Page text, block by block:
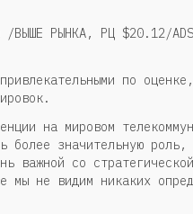
/ВЫШЕ РЫНКА, РЦ $20.12/
по
на мировом
более значительную
важной со
мы не видим никаких